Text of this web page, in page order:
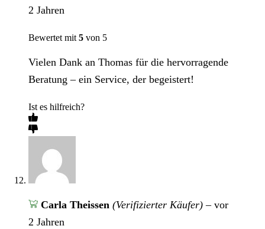
2 Jahren
Bewertet mit 5 von 5
Vielen Dank an Thomas für die hervorragende
Beratung – ein Service, der begeistert!
Ist es hilfreich?
Carla Theissen (Verifizierter Käufer) – vor
2 Jahren